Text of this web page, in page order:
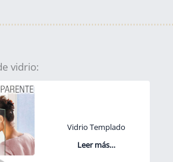
vidrio:
Vidrio Templado
Leer más…